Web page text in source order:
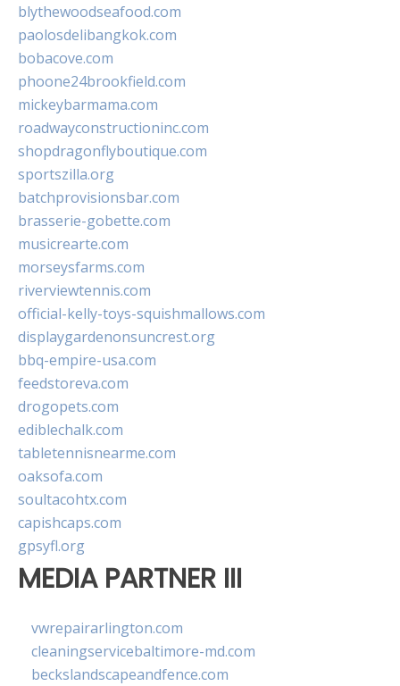
blythewoodseafood.com
paolosdelibangkok.com
bobacove.com
phoone24brookfield.com
mickeybarmama.com
roadwayconstructioninc.com
shopdragonflyboutique.com
sportszilla.org
batchprovisionsbar.com
brasserie-gobette.com
musicrearte.com
morseysfarms.com
riverviewtennis.com
official-kelly-toys-squishmallows.com
displaygardenonsuncrest.org
bbq-empire-usa.com
feedstoreva.com
drogopets.com
ediblechalk.com
tabletennisnearme.com
oaksofa.com
soultacohtx.com
capishcaps.com
gpsyfl.org
MEDIA PARTNER III
vwrepairarlington.com
cleaningservicebaltimore-md.com
beckslandscapeandfence.com